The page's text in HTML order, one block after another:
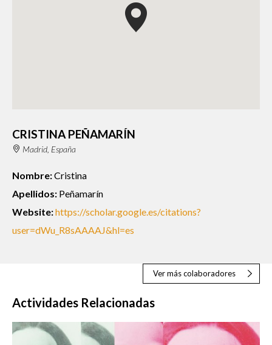
CRISTINA PEÑAMARÍN
Madrid, España
Nombre:Cristina
Apellidos: Peñamarín
Website:https://scholar.google.es/citations?
user=dWu_R8sAAAAJ&hl=es
Ver más colaboradores
Actividades Relacionadas